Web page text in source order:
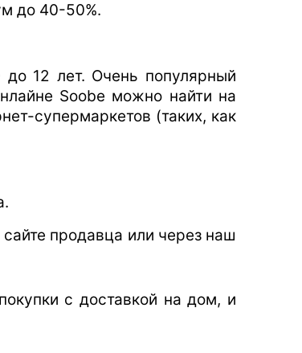
до 40-50%.
12 лет. Очень популярный
Soobe можно найти на
супермаркетов (таких, как
продавца или через наш
с доставкой на дом, и